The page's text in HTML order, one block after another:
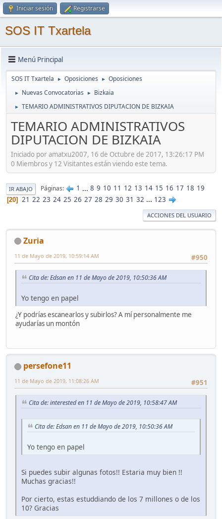
Iniciar sesión Registrarse
SOS IT Txartela
Menú Principal
SOS IT Txartela ► Oposiciones ► Oposiciones
► Nuevas Convocatorias ► Bizkaia
► TEMARIO ADMINISTRATIVOS DIPUTACION DE BIZKAIA
TEMARIO ADMINISTRATIVOS
DIPUTACION DE BIZKAIA
Iniciado por amatxu2007, 16 de Octubre de 2017, 13:26:17 PM
0 Miembros y 12 Visitantes están viendo este tema.
IR ABAJO Páginas 1 ... 8 9 10 11 12 13 14 15 16 17 18 19
20 21 22 23 24 25 26 27 28 29 30 31 32 ... 123
ACCIONES DEL USUARIO
Zuria
#950
11 de Mayo de 2019, 10:59:14 AM
Cita de: Edsan en 11 de Mayo de 2019, 10:50:36 AM
Yo tengo en papel
¿Y podrías escanearlos y subirlos? A mí personalmente me
ayudarías un montón
persefone11
#951
11 de Mayo de 2019, 11:08:26 AM
Cita de: interested en 11 de Mayo de 2019, 10:58:47 AM
Cita de: Edsan en 11 de Mayo de 2019, 10:50:36 AM
Yo tengo en papel
Si puedes subir algunas fotos!! Estaria muy bien !!
Muchas gracias!!
Por cierto, estas estuddiando de los 7 millones o de los
10? Gracias